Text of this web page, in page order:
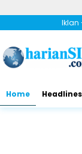
Iklan
Home Headlines